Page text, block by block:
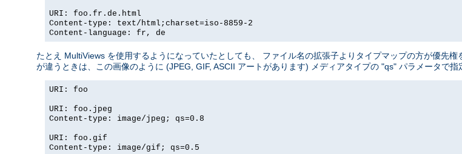
URI: foo.fr.de.html
Content-type: text/html;charset=iso-8859-2
Content-language: fr, de
たとえ MultiViews を使用するようになっていたとしても、 ファイル名の拡張子よりタイプマップの方が優先
が違うときは、この画像のように (JPEG, GIF, ASCII アートがあります) メディアタイプの "qs" パラメータで指
URI: foo
URI: foo.jpeg
Content-type: image/jpeg; qs=0.8
URI: foo.gif
Content-type: image/gif; qs=0.5